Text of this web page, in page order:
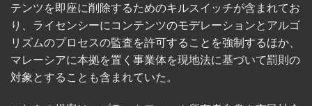
テンツを即座に削除するためのキルスイッチが含まれてお
り、ライセンシーにコンテンツのモデレーションとアルゴ
リズムのプロセスの監査を許可することを強制するほか、
マレーシアに本拠を置く事業体を現地法に基づいて罰則の
対象とすることも含まれていた。